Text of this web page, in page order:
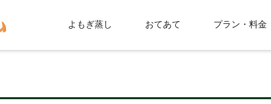
よもぎ蒸し おてあて プラン・料金